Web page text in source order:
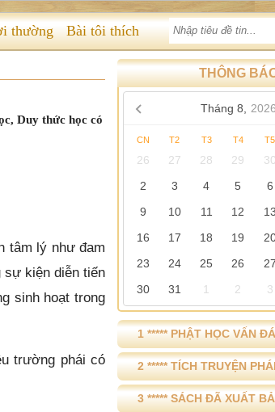
thường Bài tôi thích
Duy thức học có
tâm lý như đam
kiện diễn tiến
sinh hoạt trong
trường phái có
THÔNG
Tháng 8, 2026
CN T2 T3 T4 T5
26 27 28 29 30
2
3 4 5 6
9
10 11 12 13
16
17 18 19
23
24 25 26 27
30
31 1 2 3
1 ***** PHẬT HỌC VẤN
2 ***** TÍCH TRUYỆN
3 ***** SÁCH ĐÃ XUẤT